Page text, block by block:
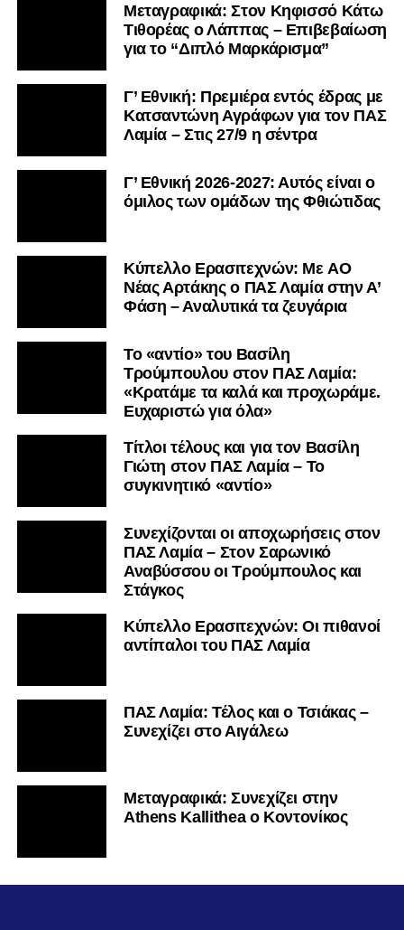
Μεταγραφικά: Στον Κηφισσό Κάτω
Τιθορέας ο Λάππας – Επιβεβαίωση
για το “Διπλό Μαρκάρισμα”
Γ’ Εθνική: Πρεμιέρα εντός έδρας με
Κατσαντώνη Αγράφων για τον ΠΑΣ
Λαμία – Στις 27/9 η σέντρα
Γ’ Εθνική 2026-2027: Αυτός είναι ο
όμιλος των ομάδων της Φθιώτιδας
Kύπελλο Ερασιτεχνών: Με AO
Nέας Αρτάκης ο ΠΑΣ Λαμία στην Α’
Φάση – Αναλυτικά τα ζευγάρια
Το «αντίο» του Βασίλη
Τρούμπουλου στον ΠΑΣ Λαμία:
«Κρατάμε τα καλά και προχωράμε.
Ευχαριστώ για όλα»
Τίτλοι τέλους και για τον Βασίλη
Γιώτη στον ΠΑΣ Λαμία – Το
συγκινητικό «αντίο»
Συνεχίζονται οι αποχωρήσεις στον
ΠΑΣ Λαμία – Στον Σαρωνικό
Αναβύσσου οι Τρούμπουλος και
Στάγκος
Κύπελλο Ερασιτεχνών: Οι πιθανοί
αντίπαλοι του ΠΑΣ Λαμία
ΠΑΣ Λαμία: Τέλος και ο Τσιάκας –
Συνεχίζει στο Αιγάλεω
Mεταγραφικά: Συνεχίζει στην
Athens Kallithea ο Κοντονίκος